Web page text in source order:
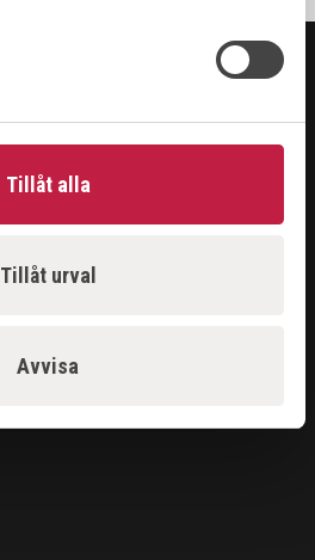
Tillåt alla
Tillåt urval
Avvisa